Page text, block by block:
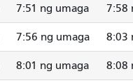
7:51 ng umaga 7:58
7:56 ng umaga 8:03
8:01 ng umaga 8:08